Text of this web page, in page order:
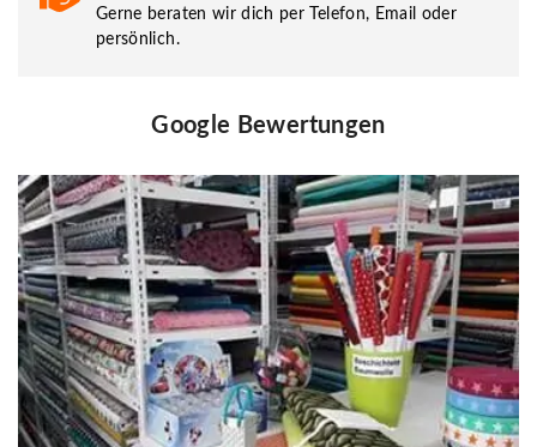
Gerne beraten wir dich per Telefon, Email oder
persönlich.
Google Bewertungen